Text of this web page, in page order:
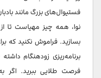
فستیوال‌های بزرگ مانند
نوا، همه‌ چیز مهیاست تا
بسازید. فراموش نکنید که
برنامه‌ریزی زودهنگام
فرصت طلایی ببرید. اگر